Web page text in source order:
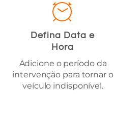
Defina Data e
Hora
Adicione o período da
intervenção para tornar o
veículo indisponível.